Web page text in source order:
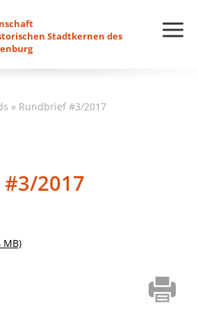
Stadtkernen des
» Rundbrief #3/2017
2017
MB)